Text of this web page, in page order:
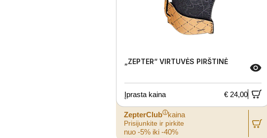
„ZEPTER“ VIRTUVĖS PIRŠTINĖ
Įprasta kaina € 24,00
ZepterClubⓘkaina
Prisijunkite ir pirkite
nuo -5% iki -40%